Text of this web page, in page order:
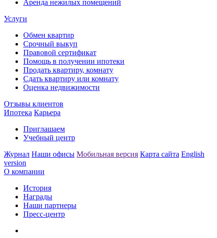
Аренда нежилых помещений
Услуги
Обмен квартир
Срочный выкуп
Правовой сертификат
Помощь в получении ипотеки
Продать квартиру, комнату
Сдать квартиру или комнату
Оценка недвижимости
Отзывы клиентов
Ипотека Карьера
Приглашаем
Учебный центр
Журнал Наши офисы Мобильная версия Карта сайта English
version
О компании
История
Награды
Наши партнеры
Пресс-центр